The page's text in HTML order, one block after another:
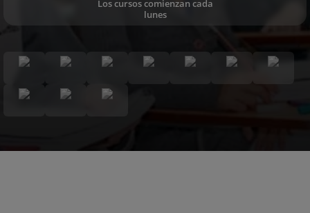
Los cursos comienzan cada
lunes